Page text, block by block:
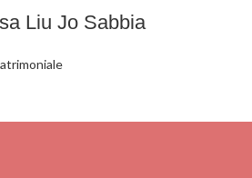
Liu Jo Sabbia